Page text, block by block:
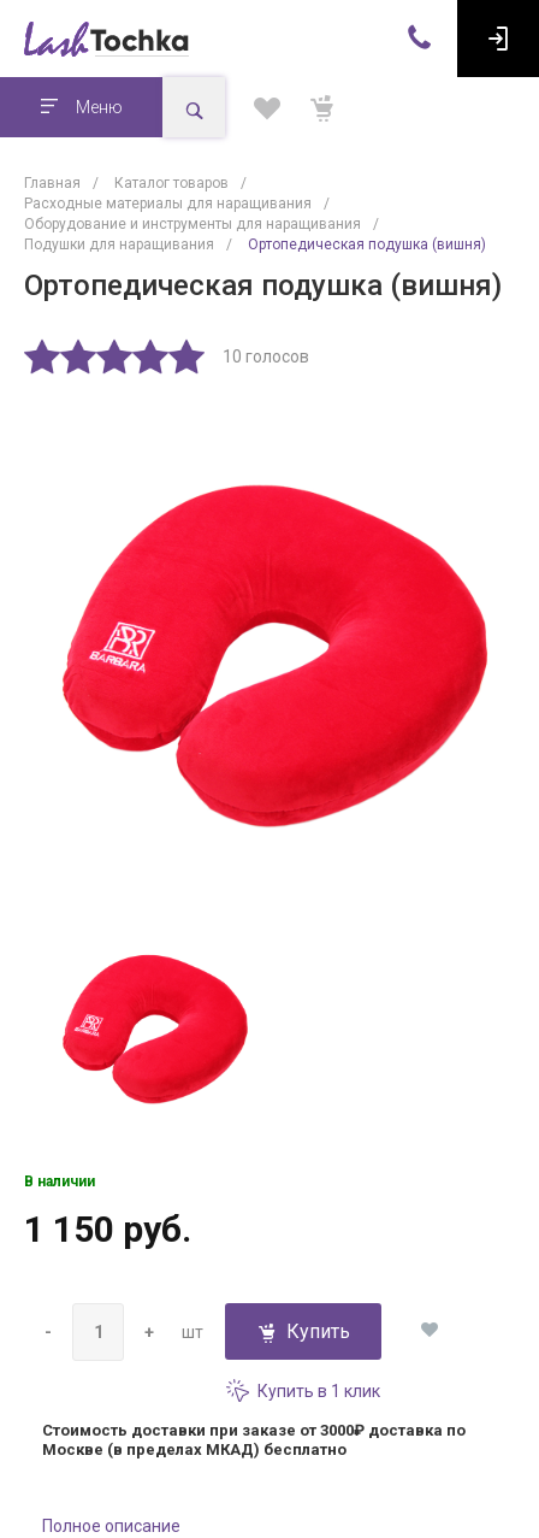
Меню
Главная / Каталог товаров
/
Расходные материалы для наращивания
/
Оборудование и инструменты для наращивания
/
Подушки для наращивания
/ Ортопедическая подушка (вишня)
Ортопедическая подушка (вишня)
10 голосов
В наличии
1 150 руб.
- + шт Купить
Купить в 1 клик
Стоимость доставки при заказе от 3000₽ доставка по
Москве (в пределах МКАД) бесплатно
Полное описание